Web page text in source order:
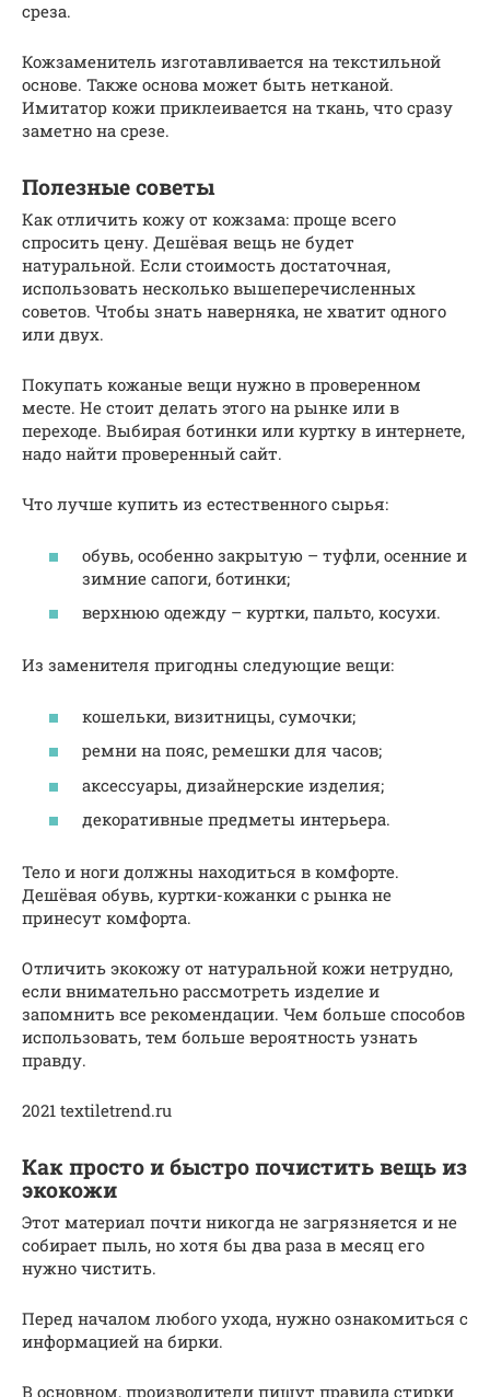
среза.
Кожзаменитель изготавливается на текстильной
основе. Также основа может быть нетканой.
Имитатор кожи приклеивается на ткань, что сразу
заметно на срезе.
Полезные советы
Как отличить кожу от кожзама: проще всего
спросить цену. Дешёвая вещь не будет
натуральной. Если стоимость достаточная,
использовать несколько вышеперечисленных
советов. Чтобы знать наверняка, не хватит одного
или двух.
Покупать кожаные вещи нужно в проверенном
месте. Не стоит делать этого на рынке или в
переходе. Выбирая ботинки или куртку в интернете,
надо найти проверенный сайт.
Что лучше купить из естественного сырья:
обувь, особенно закрытую – туфли, осенние и
зимние сапоги, ботинки;
верхнюю одежду – куртки, пальто, косухи.
Из заменителя пригодны следующие вещи:
кошельки, визитницы, сумочки;
ремни на пояс, ремешки для часов;
аксессуары, дизайнерские изделия;
декоративные предметы интерьера.
Тело и ноги должны находиться в комфорте.
Дешёвая обувь, куртки-кожанки с рынка не
принесут комфорта.
Отличить экокожу от натуральной кожи нетрудно,
если внимательно рассмотреть изделие и
запомнить все рекомендации. Чем больше способов
использовать, тем больше вероятность узнать
правду.
2021 textiletrend.ru
Как просто и быстро почистить вещь из
экокожи
Этот материал почти никогда не загрязняется и не
собирает пыль, но хотя бы два раза в месяц его
нужно чистить.
Перед началом любого ухода, нужно ознакомиться с
информацией на бирки.
В основном, производители пишут правила стирки